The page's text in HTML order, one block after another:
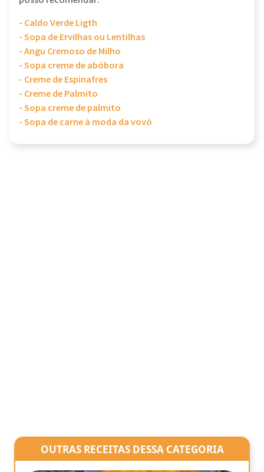
- Caldo Verde Ligth
- Sopa de Ervilhas ou Lentilhas
- Angu Cremoso de Milho
- Sopa creme de abóbora
- Creme de Espinafres
- Creme de Palmito
- Sopa creme de palmito
- Sopa de carne à moda da vovó
OUTRAS RECEITAS DESSA CATEGORIA